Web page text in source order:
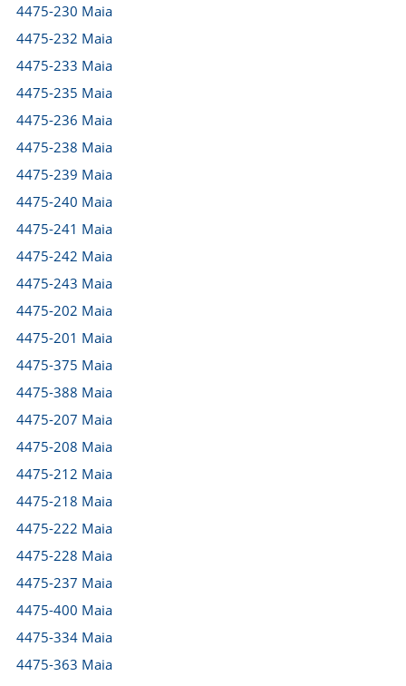
4475-230 Maia
4475-232 Maia
4475-233 Maia
4475-235 Maia
4475-236 Maia
4475-238 Maia
4475-239 Maia
4475-240 Maia
4475-241 Maia
4475-242 Maia
4475-243 Maia
4475-202 Maia
4475-201 Maia
4475-375 Maia
4475-388 Maia
4475-207 Maia
4475-208 Maia
4475-212 Maia
4475-218 Maia
4475-222 Maia
4475-228 Maia
4475-237 Maia
4475-400 Maia
4475-334 Maia
4475-363 Maia